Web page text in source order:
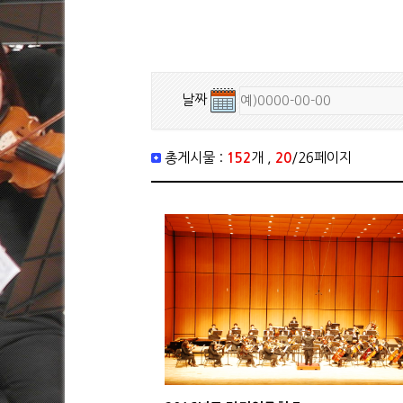
날짜
총게시물 : 152 개 , 20/26페이지